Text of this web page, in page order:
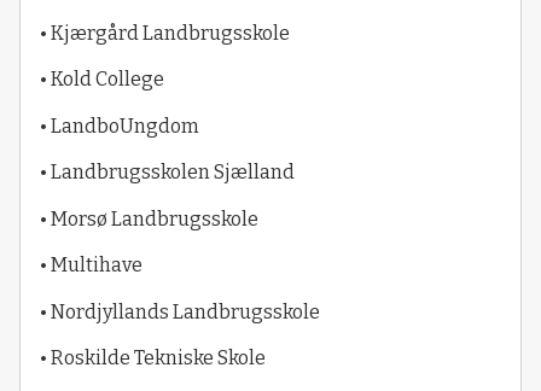
• Kjærgård Landbrugsskole
• Kold College
• LandboUngdom
• Landbrugsskolen Sjælland
• Morsø Landbrugsskole
• Multihave
• Nordjyllands Landbrugsskole
• Roskilde Tekniske Skole